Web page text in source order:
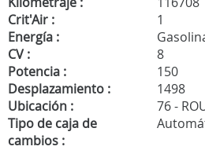
Crit'Air :
1
Energía :
CV :
8
Potencia :
150
Desplazamiento :
1498
Ubicación :
76 -
Tipo de caja de
cambios :